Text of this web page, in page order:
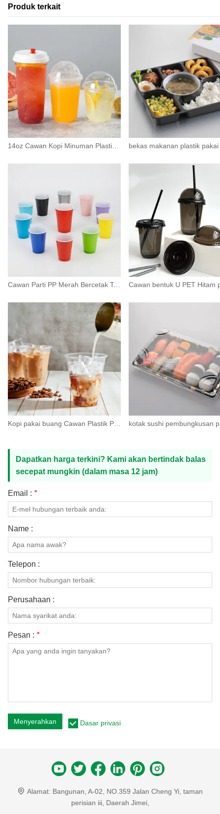
Produk terkait
Cawan Parti PP Merah Bercetak Tersuai Borong | Cawan Plastik 2oz - 16oz
Dapatkan harga terkini? Kami akan bertindak balas
secepat mungkin (dalam masa 12 jam)
Email : *
Name :
Telepon :
Perusahaan :
Pesan : *
Menyerahkan Dasar privasi
Alamat: Bangunan, A-02, NO.359 Jalan Cheng Yi, taman
perisian iii, Daerah Jimei,